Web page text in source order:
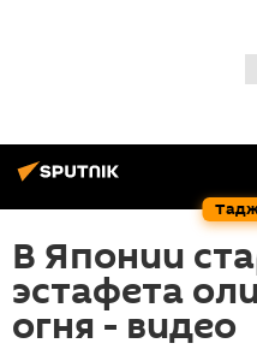
В Японии
эстафета
огня - видео